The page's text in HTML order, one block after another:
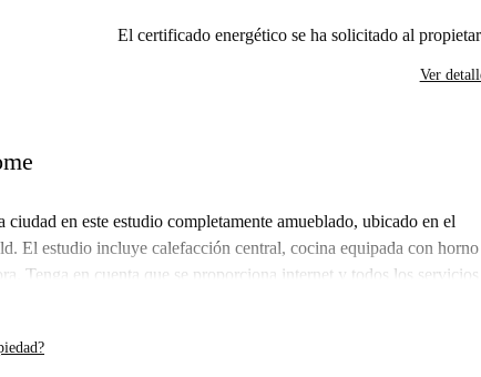
El certificado energético se ha solicitado al
Ver
en este estudio completamente amueblado, ubicado en el
El estudio incluye calefacción central, cocina equipada con
Tenga en cuenta que se proporciona internet y todos los servicios
servicios locales. Está a pocos pasos de Putt in the Park y muy